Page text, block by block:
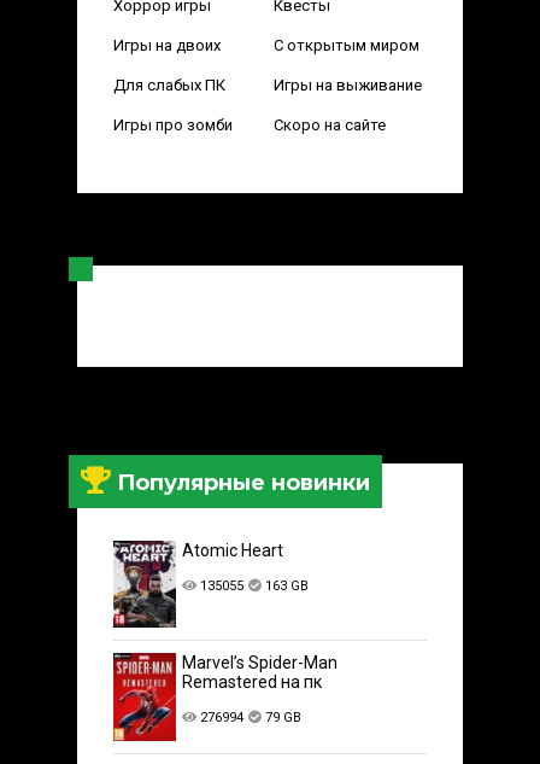
Хоррор игры Квесты
Игры на двоих С открытым миром
Для слабых ПК Игры на выживание
Игры про зомби Скоро на сайте
Популярные новинки
Atomic Heart
135055 163 GB
Marvel’s Spider-Man
Remastered на пк
276994 79 GB